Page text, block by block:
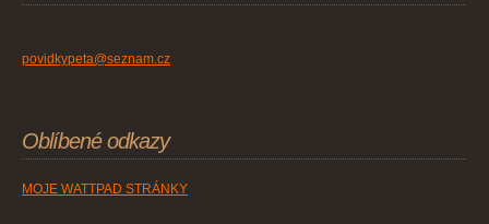
povidkypeta@seznam.cz
Oblíbené odkazy
MOJE WATTPAD STRÁNKY